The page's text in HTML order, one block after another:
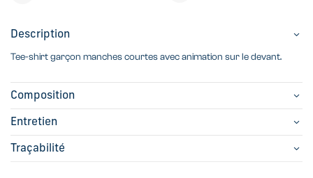
Description
Tee-shirt garçon manches courtes avec animation sur le devant.
Composition
Entretien
Traçabilité